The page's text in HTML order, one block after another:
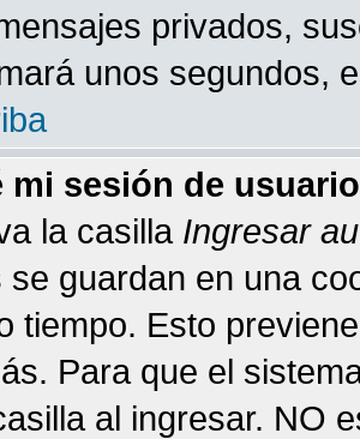
privados,
unos segundos,
mi sesión de
la casilla Ingresar
se guardan en una
tiempo. Esto
Para que el
al ingresar. NO